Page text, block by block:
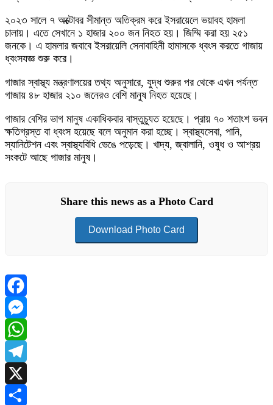
২০২৩ সালে ৭ অক্টোবর সীমান্ত অতিক্রম করে ইসরায়েলে ভয়াবহ হামলা
চালায়। এতে সেখানে ১ হাজার ২০০ জন নিহত হয়। জিম্মি করা হয় ২৫১
জনকে। এ হামলার জবাবে ইসরায়েলি সেনাবাহিনী হামাসকে ধ্বংস করতে গাজায়
ধ্বংসযজ্ঞ শুরু করে।
গাজার স্বাস্থ্য মন্ত্রণালয়ের তথ্য অনুসারে, যুদ্ধ শুরুর পর থেকে এখন পর্যন্ত
গাজায় ৪৮ হাজার ২১০ জনেরও বেশি মানুষ নিহত হয়েছে।
গাজার বেশির ভাগ মানুষ একাধিকবার বাস্তুচ্যুত হয়েছে। প্রায় ৭০ শতাংশ ভবন
ক্ষতিগ্রস্ত বা ধ্বংস হয়েছে বলে অনুমান করা হচ্ছে। স্বাস্থ্যসেবা, পানি,
স্যানিটেশন এবং স্বাস্থ্যবিধি ভেঙে পড়েছে। খাদ্য, জ্বালানি, ওষুধ ও আশ্রয়
সংকটে আছে গাজার মানুষ।
Share this news as a Photo Card
Download Photo Card
Facebook
Messenger
WhatsApp
Telegram
X